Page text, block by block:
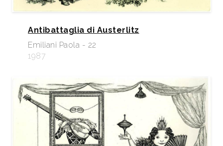
Antibattaglia di Austerlitz
Emiliani Paola - 22
1987